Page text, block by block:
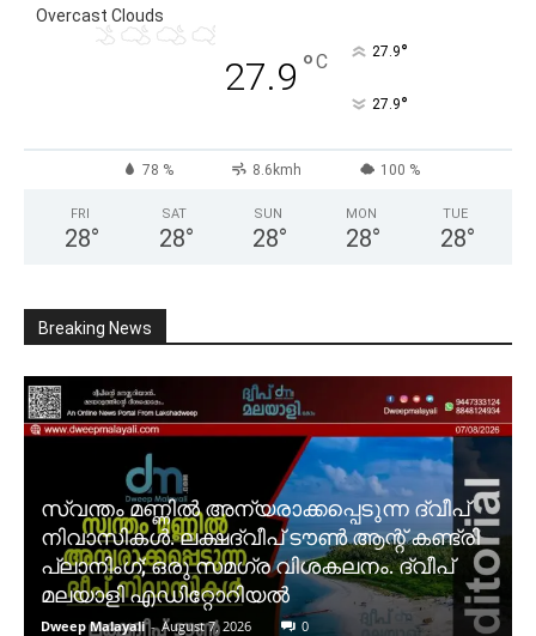
Overcast Clouds
27.9 °C 27.9°
27.9°
78 % 8.6kmh 100 %
FRI
28°
SAT
28°
SUN
28°
MON
28°
TUE
28°
Breaking News
സ്വന്തം മണ്ണിൽ അന്യരാക്കപ്പെടുന്ന ദ്വീപ്
നിവാസികൾ. ലക്ഷദ്വീപ് ടൗൺ ആന്റ് കണ്ട്രി
പ്ലാനിംഗ്; ഒരു സമഗ്ര വിശകലനം. ദ്വീപ്
മലയാളി എഡിറ്റോറിയൽ
Dweep Malayali - August 7, 2026 0